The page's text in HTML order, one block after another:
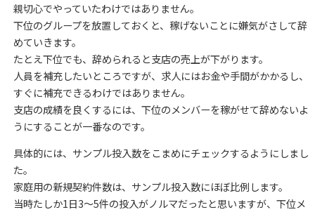
親切心でやっていたわけではありません。
下位のグループを放置しておくと、稼げないことに嫌気がさして辞
めていきます。
たとえ下位でも、辞められると支店の売上が下がります。
人員を補充したいところですが、求人にはお金や手間がかかるし、
すぐに補充できるわけではありません。
支店の成績を良くするには、下位のメンバーを稼がせて辞めないよ
うにすることが一番なのです。
具体的には、サンプル投入数をこまめにチェックするようにしまし
た。
家庭用の新規契約件数は、サンプル投入数にほぼ比例します。
当時たしか1日3～5件の投入がノルマだったと思いますが、下位メ